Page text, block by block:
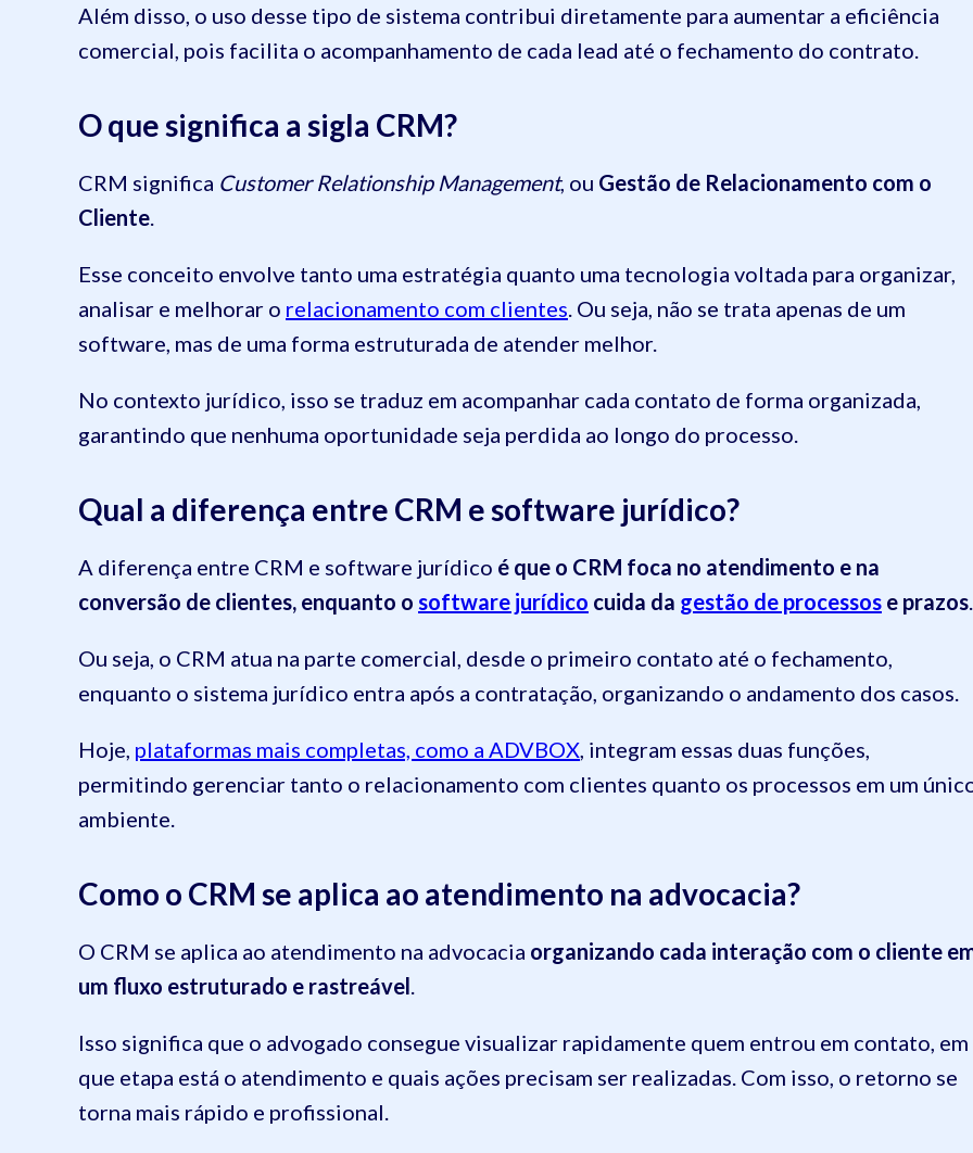
Além disso, o uso desse tipo de sistema contribui diretamente para aumentar a eficiência
comercial, pois facilita o acompanhamento de cada lead até o fechamento do contrato.
O que significa a sigla CRM?
CRM significa Customer Relationship Management, ou Gestão de Relacionamento com o
Cliente
Esse conceito envolve tanto uma estratégia quanto uma tecnologia voltada para organizar,
analisar e melhorar o relacionamento com clientes . Ou seja, não se trata apenas de um
software, mas de uma forma estruturada de atender melhor.
No contexto jurídico, isso se traduz em acompanhar cada contato de forma organizada,
garantindo que nenhuma oportunidade seja perdida ao longo do processo.
Qual a diferença entre CRM e software jurídico?
A diferença entre CRM e software jurídico é que o CRM foca no atendimento e na
conversão de clientes, enquanto o software jurídico cuida da gestão de processos e prazos
Ou seja, o CRM atua na parte comercial, desde o primeiro contato até o fechamento,
enquanto o sistema jurídico entra após a contratação, organizando o andamento dos casos.
Hoje, plataformas mais completas, como a ADVBOX , integram essas duas funções,
permitindo gerenciar tanto o relacionamento com clientes quanto os processos em um
ambiente.
Como o CRM se aplica ao atendimento na advocacia?
O CRM se aplica ao atendimento na advocacia organizando cada interação com o cliente
um fluxo estruturado e rastreável
Isso significa que o advogado consegue visualizar rapidamente quem entrou em contato, em
que etapa está o atendimento e quais ações precisam ser realizadas. Com isso, o retorno se
torna mais rápido e profissional.